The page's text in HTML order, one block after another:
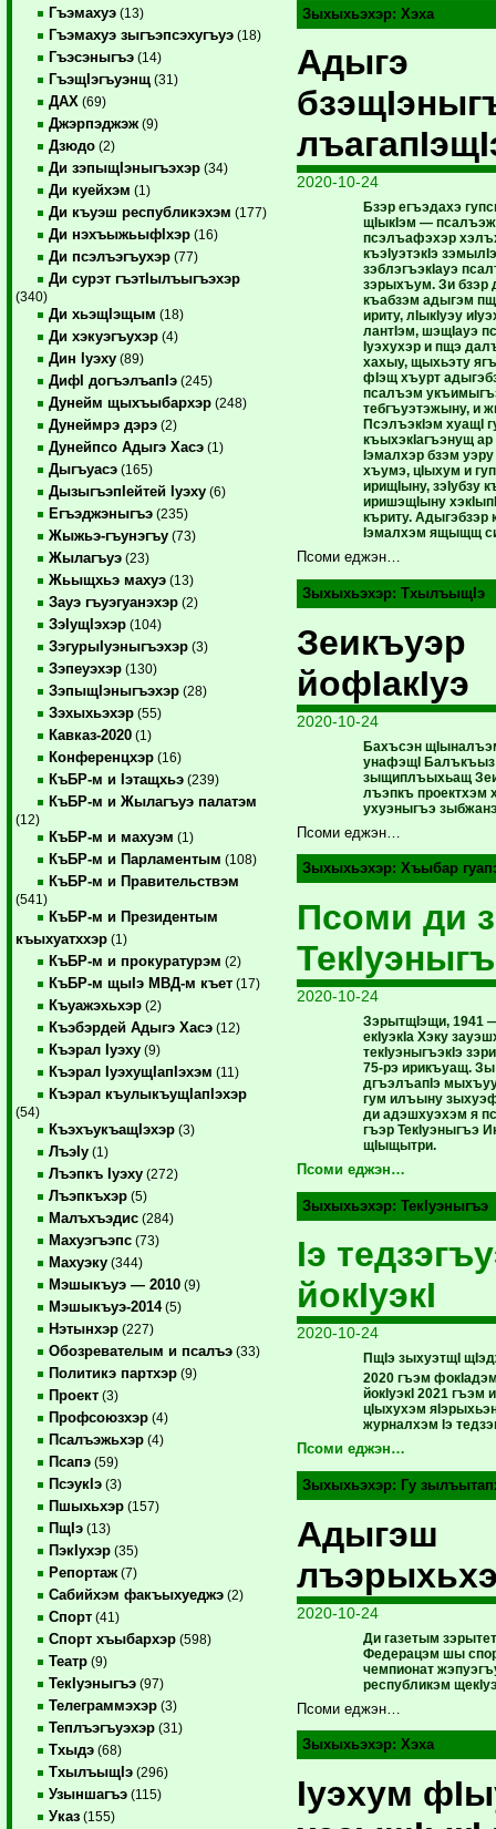
Гъэмахуэ (13)
Гъэмахуэ зыгъэпсэхугъуэ (18)
Гъэсэныгъэ (14)
ГъэщIэгъуэнщ (31)
ДАХ (69)
Джэрпэджэж (9)
Дзюдо (2)
Ди зэпыщIэныгъэхэр (34)
Ди куейхэм (1)
Ди къуэш республикэхэм (177)
Ди нэхъыжьыфIхэр (16)
Ди псэлъэгъухэр (77)
Ди сурэт гъэтIылъыгъэхэр
(340)
Ди хьэщIэщым (18)
Ди хэкуэгъухэр (4)
Дин Iуэху (89)
ДифI догъэлъапIэ (245)
Дунейм щыхъыбархэр (248)
Дунеймрэ дэрэ (2)
Дунейпсо Адыгэ Хасэ (1)
Дыгъуасэ (165)
ДызыгъэпIейтей Iуэху (6)
Егъэджэныгъэ (235)
Жыжьэ-гъунэгъу (73)
Жылагъуэ (23)
Жьыщхьэ махуэ (13)
Зауэ гъуэгуанэхэр (2)
ЗэIущIэхэр (104)
ЗэгурыIуэныгъэхэр (3)
Зэпеуэхэр (130)
ЗэпыщIэныгъэхэр (28)
Зэхыхьэхэр (55)
Кавказ-2020 (1)
Конференцхэр (16)
КъБР-м и Iэтащхьэ (239)
КъБР-м и Жылагъуэ палатэм
(12)
КъБР-м и махуэм (1)
КъБР-м и Парламентым (108)
КъБР-м и Правительствэм
(541)
КъБР-м и Президентым
къыхуатххэр (1)
КъБР-м и прокуратурэм (2)
КъБР-м щыIэ МВД-м къет (17)
Къуажэхьхэр (2)
Къэбэрдей Адыгэ Хасэ (12)
Къэрал Iуэху (9)
Къэрал IуэхущIапIэхэм (11)
Къэрал къулыкъущIапIэхэр
(54)
КъэхъукъащIэхэр (3)
ЛъэIу (1)
Лъэпкъ Iуэху (272)
Лъэпкъхэр (5)
Малъхъэдис (284)
Махуэгъэпс (73)
Махуэку (344)
Мэшыкъуэ — 2010 (9)
Мэшыкъуэ-2014(5)
Нэтынхэр (227)
Обозревателым и псалъэ (33)
Политикэ партхэр (9)
Проект (3)
Профсоюзхэр (4)
Псалъэжьхэр (4)
Псапэ (59)
ПсэукIэ (3)
Пшыхьхэр (157)
ПщIэ (13)
ПэкIухэр (35)
Репортаж (7)
Сабийхэм факъыхуеджэ (2)
Спорт (41)
Спорт хъыбархэр (598)
Театр (9)
ТекIуэныгъэ (97)
Телеграммэхэр (3)
Теплъэгъуэхэр (31)
Тхыдэ (68)
ТхылъыщIэ (296)
Узыншагъэ (115)
Указ (155)
Зыхыхьэхэр:Хэха
Адыгэ
2020-10-24
Бзэр егъэдахэ
щIыкIэм —
псэлъафэхэр
къэIуэтэкIэ
зэблэгъэкIауэ
зэрыхъум. Зи бзэр
къабзэм адыгэм
ириту, лIыкIуэу
лантIэм, шэщIауэ
Iуэхухэр и пщэ
хахыу, щыхьэту
фIэщ хъурт
псалъэм
тебгъуэтэжыну, и
ПсэлъэкIэм хуащI
къыхэкIагъэнущ
Iэмалхэр бзэм
хъумэ, цIыхум и
ирищIыну, зэIубзу
иришэщIыну
къриту. Адыгэбзэр
Iэмалхэм ящыщщ
Псоми еджэн…
Зыхыхьэхэр:ТхылъыщIэ
Зеикъуэр
йофIакIуэ
2020-10-24
Бахъсэн
унафэщI Балъкъыз
зыщиплъыхьащ
лъэпкъ проектхэм
ухуэныгъэ
Псоми еджэн…
Зыхыхьэхэр:Хъыбар
Псоми ди
2020-10-24
ЗэрытщIэщи, 1941
екIуэкIа Хэку
текIуэныгъэкIэ
75-рэ ирикъуащ.
дгъэлъапIэ
гум илъыну
ди адэшхуэхэм я
гъэр ТекIуэныгъэ
щIыщытри.
Псоми еджэн…
Зыхыхьэхэр:ТекIуэныгъэ
Iэ
йокIуэкI
2020-10-24
ПщIэ зыхуэтщI
2020 гъэм
йокIуэкI 2021 гъэм
цIыхухэм
журналхэм Iэ
Псоми еджэн…
Зыхыхьэхэр: Гу
Адыгэш
2020-10-24
Ди газетым
Федерацэм шы
чемпионат
республикэм
Псоми еджэн…
Зыхыхьэхэр:Хэха
Iуэхум